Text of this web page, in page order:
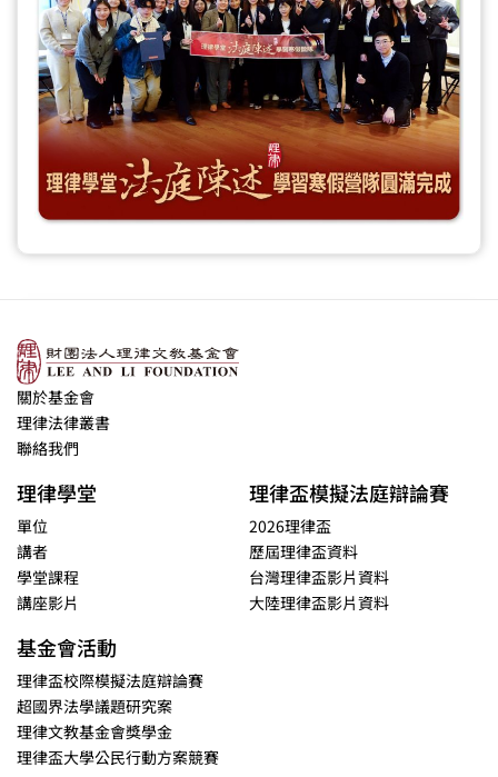
關於基金會
理律法律叢書
聯絡我們
理律學堂
單位
講者
學堂課程
講座影片
理律盃模擬法庭辯論賽
2026理律盃
歷屆理律盃資料
台灣理律盃影片資料
大陸理律盃影片資料
基金會活動
理律盃校際模擬法庭辯論賽
超國界法學議題研究案
理律文教基金會獎學金
理律盃大學公民行動方案競賽